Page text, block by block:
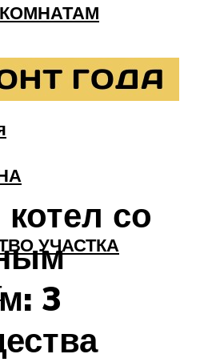
УЧАСТКА
со
3